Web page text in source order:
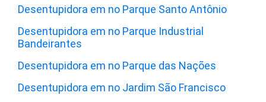
Desentupidora em no Parque Santo Antônio
Desentupidora em no Parque Industrial
Bandeirantes
Desentupidora em no Parque das Nações
Desentupidora em no Jardim São Francisco